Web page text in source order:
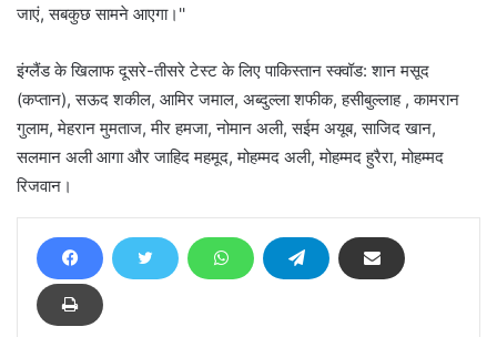
जाएं, सबकुछ सामने आएगा।''
इंग्लैंड के खिलाफ दूसरे-तीसरे टेस्ट के लिए पाकिस्तान स्क्वॉड: शान मसूद
(कप्तान), सऊद शकील, आमिर जमाल, अब्दुल्ला शफीक, हसीबुल्लाह , कामरान
गुलाम, मेहरान मुमताज, मीर हमजा, नोमान अली, सईम अयूब, साजिद खान,
सलमान अली आगा और जाहिद महमूद, मोहम्मद अली, मोहम्मद हुरैरा, मोहम्मद
रिजवान।